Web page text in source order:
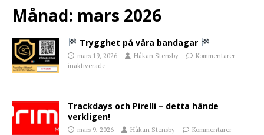
Månad: mars 2026
Trygghet på våra bandagar
mars 19, 2026 Håkan Stensby
Kommentarer
inaktiverade
Trackdays och Pirelli – detta hände
verkligen!
mars 9, 2026 Håkan Stensby
Kommentarer